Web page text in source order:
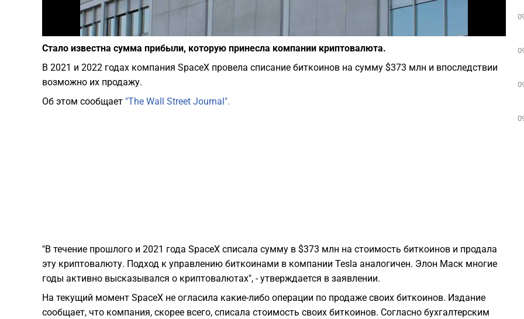
Стало известна сумма прибыли, которую принесла компании криптовалюта.
В 2021 и 2022 годах компания SpaceX провела списание биткоинов на сумму $373 млн и впоследствии
возможно их продажу.
Об этом сообщает "The Wall Street Journal".
"В течение прошлого и 2021 года SpaceX списала сумму в $373 млн на стоимость биткоинов и продала
эту криптовалюту. Подход к управлению биткоинами в компании Tesla аналогичен. Элон Маск многие
годы активно высказывался о криптовалютах", - утверждается в заявлении.
На текущий момент SpaceX не огласила какие-либо операции по продаже своих биткоинов. Издание
сообщает, что компания, скорее всего, списала стоимость своих биткоинов. Согласно бухгалтерским